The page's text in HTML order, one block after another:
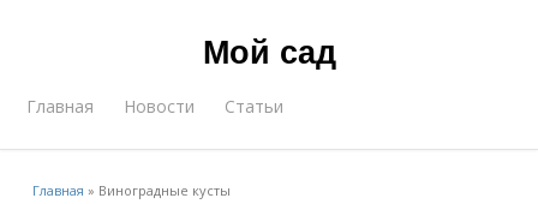
Мой сад
Главная Новости Статьи
Главная » Виноградные кусты